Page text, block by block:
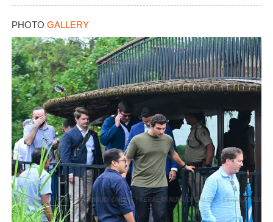
PHOTO GALLERY